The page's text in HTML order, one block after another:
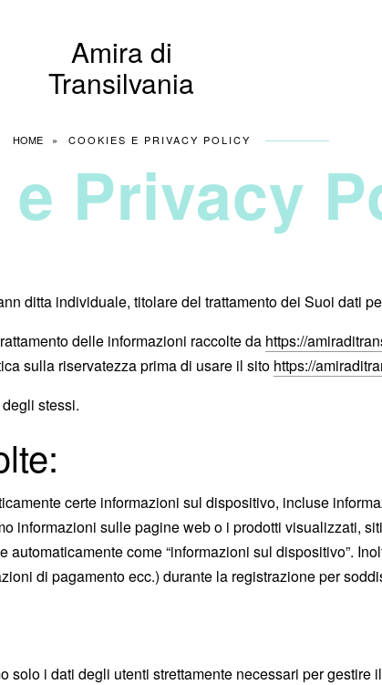
Amira di
Transilvania
HOME » COOKIES E PRIVACY POLICY
Privacy
ditta individuale, titolare del trattamento dei Suoi dati
delle informazioni raccolte da https://
sulla riservatezza prima di usare il sito https://
stessi.
certe informazioni sul dispositivo, incluse
informazioni sulle pagine web o i prodotti visualizzati,
come “informazioni sul dispositivo”.
di pagamento ecc.) durante la registrazione per
i dati degli utenti strettamente necessari per